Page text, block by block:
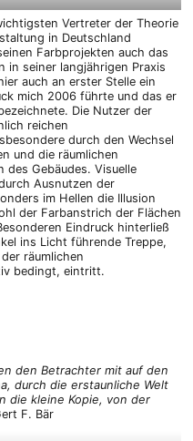
Vertreter der Theorie
in Deutschland
Farbprojekten auch das
in seiner langjährigen Praxis
auch an erster Stelle ein
mich 2006 führte und das er
Die Nutzer der
reichen
durch den Wechsel
und die räumlichen
des Gebäudes. Visuelle
Ausnutzen der
im Hellen die Illusion
der Farbanstrich der Flächen
Eindruck hinterließ
ins Licht führende Treppe,
räumlichen
bedingt, eintritt.
den Betrachter mit auf den
durch die erstaunliche Welt
die kleine Kopie, von der
F. Bär